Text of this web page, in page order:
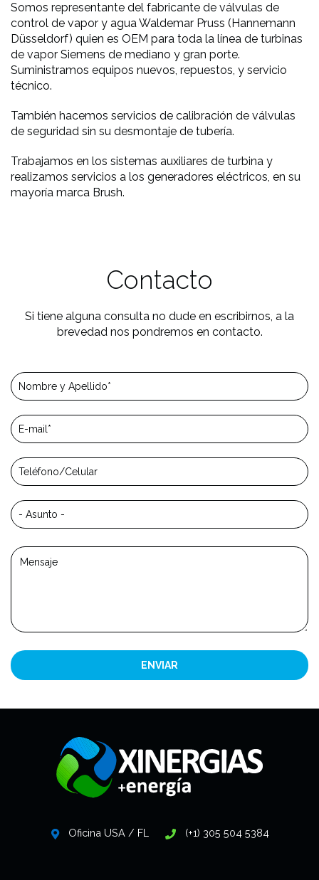
Somos representante del fabricante de válvulas de
control de vapor y agua Waldemar Pruss (Hannemann
Düsseldorf) quien es OEM para toda la línea de turbinas
de vapor Siemens de mediano y gran porte.
Suministramos equipos nuevos, repuestos, y servicio
técnico.
También hacemos servicios de calibración de válvulas
de seguridad sin su desmontaje de tubería.
Trabajamos en los sistemas auxiliares de turbina y
realizamos servicios a los generadores eléctricos, en su
mayoría marca Brush.
Contacto
Si tiene alguna consulta no dude en escribirnos, a la
brevedad nos pondremos en contacto.
ENVIAR
Oficina USA / FL (+1) 305 504 5384